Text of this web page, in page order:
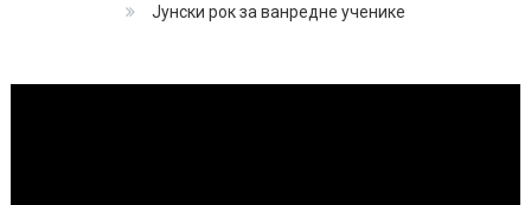
Јунски рок за ванредне ученике